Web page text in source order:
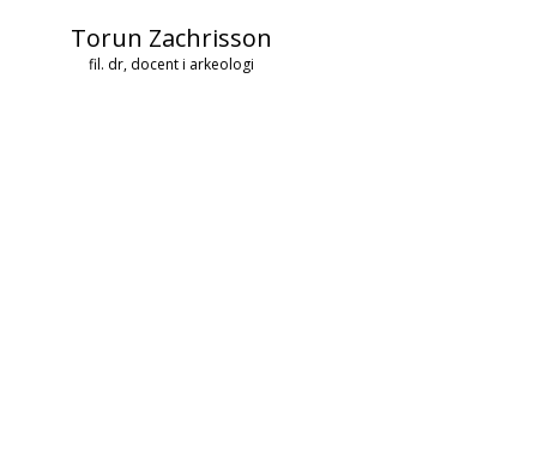
Torun Zachrisson
fil. dr, docent i arkeologi